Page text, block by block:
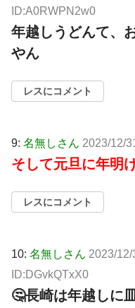
ID:A0RWPN2w0
年越しうどんて、
やん
レスにコメント
9: 名無しさん 2023/12/
そして元旦に年明
レスにコメント
10: 名無しさん 2023/12/
ID:DGvkQTxX0
🤔長崎は年越しに